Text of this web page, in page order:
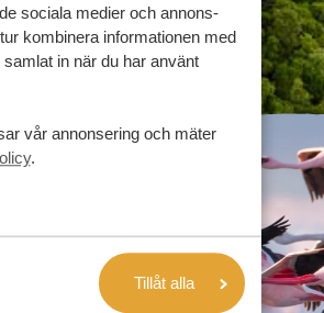
sociala medier och annons-
kombinera informationen med
in när du har använt
vår annonsering och mäter
.
Tillåt alla